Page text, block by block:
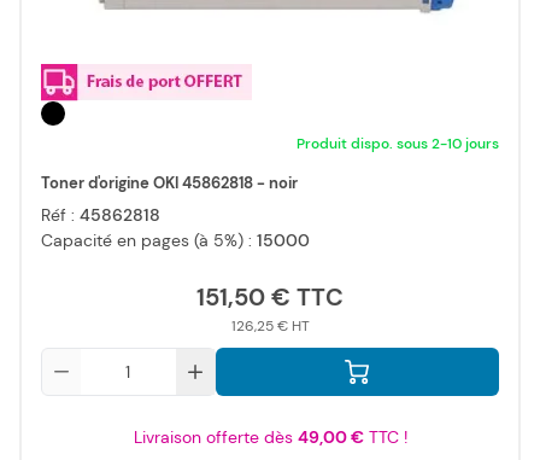
Produit dispo. sous 2-10 jours
Toner d'origine OKI 45862818 - noir
Réf : 45862818
Capacité en pages (à 5%) : 15000
151,50 €
126,25 €
Livraison offerte dès 49,00 €TTC !